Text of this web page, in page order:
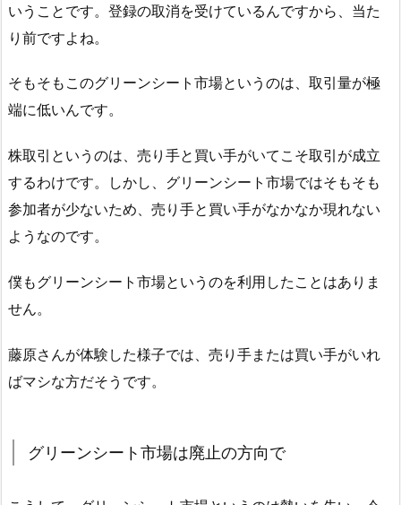
いうことです。登録の取消を受けているんですから、当た
り前ですよね。
そもそもこのグリーンシート市場というのは、取引量が極
端に低いんです。
株取引というのは、売り手と買い手がいてこそ取引が成立
するわけです。しかし、グリーンシート市場ではそもそも
参加者が少ないため、売り手と買い手がなかなか現れない
ようなのです。
僕もグリーンシート市場というのを利用したことはありま
せん。
藤原さんが体験した様子では、売り手または買い手がいれ
ばマシな方だそうです。
グリーンシート市場は廃止の方向で